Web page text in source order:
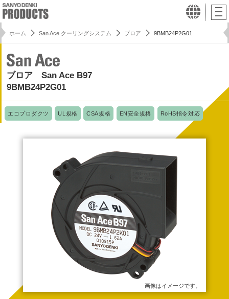
ホーム San Ace クーリングシステム ブロア 9BMB24P2G01
ブロア San Ace B97
9BMB24P2G01
エコプロダクツ UL規格 CSA規格 EN安全規格 RoHS指令対応
画像はイメージです。